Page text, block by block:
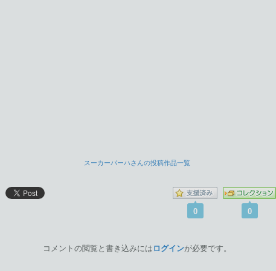
スーカーバーハさんの投稿作品一覧
0 0
コメントの閲覧と書き込みには ログインが必要です。